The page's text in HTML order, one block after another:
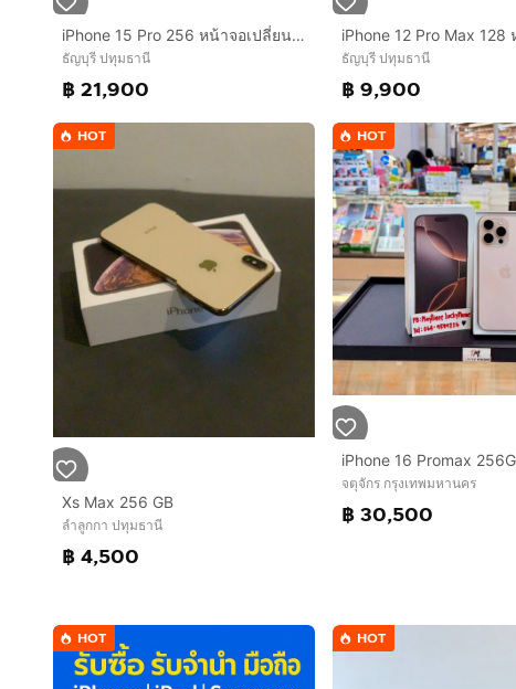
iPhone 15 Pro 256 หน้าจอเปลี่ยนแล้ว
ธัญบุรี ปทุมธานี
฿ 21,900
ธัญบุรี ปทุมธานี
฿ 9,900
HOT
Xs Max 256 GB
ลำลูกกา ปทุมธานี
฿ 4,500
HOT
จตุจักร กรุงเทพมหานคร
฿ 30,500
HOT HOT